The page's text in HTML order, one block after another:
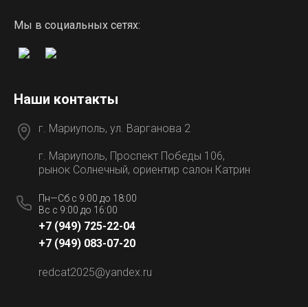
Мы в социальных сетях:
Наши контакты
г. Мариуполь, ул. Варганова 2
г. Мариуполь, Проспект Победы 106,
рынок Солнечный, ориентир салон Катрин
Пн—Сб с 9:00 до 18:00
Вс с 9:00 до 16:00
+7 (949) 725-22-04
+7 (949) 083-07-20
redcat2025@yandex.ru